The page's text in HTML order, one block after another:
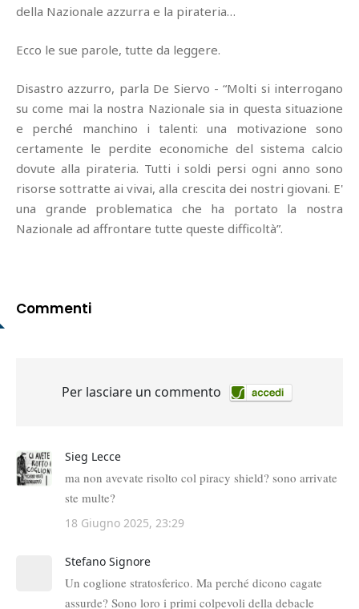
della Nazionale azzurra e la pirateria…
Ecco le sue parole, tutte da leggere.
Disastro azzurro, parla De Siervo - “Molti si interrogano
su come mai la nostra Nazionale sia in questa situazione
e perché manchino i talenti: una motivazione sono
certamente le perdite economiche del sistema calcio
dovute alla pirateria. Tutti i soldi persi ogni anno sono
risorse sottratte ai vivai, alla crescita dei nostri giovani. E'
una grande problematica che ha portato la nostra
Nazionale ad affrontare tutte queste difficoltà”.
Commenti